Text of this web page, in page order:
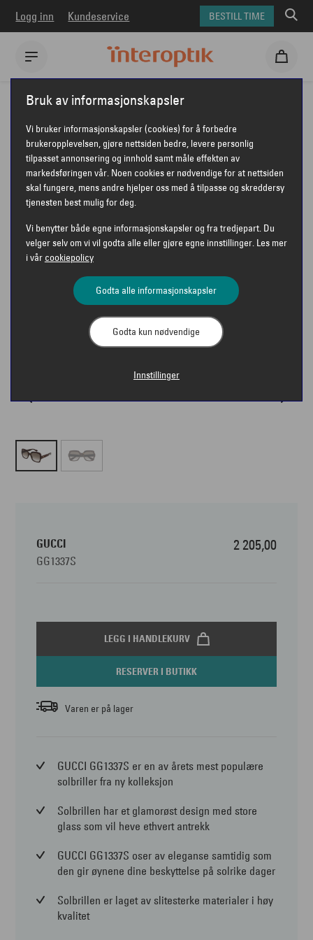
Logg inn Kundeservice BESTILL TIME
Interoptik Solbriller Gucci solbriller
GUCCI GG1337S
GUCCI
GG1337S
2 205,00
LEGG I HANDLEKURV
RESERVER I BUTIKK
Varen er på lager
GUCCI GG1337S er en av årets mest populære
solbriller fra ny kolleksjon
Solbrillen har et glamorøst design med store
glass som vil heve ethvert antrekk
GUCCI GG1337S oser av eleganse samtidig som
den gir øynene dine beskyttelse på solrike dager
Solbrillen er laget av slitesterke materialer i høy
kvalitet
Bruk av informasjonskapsler
Vi bruker informasjonskapsler (cookies) for å forbedre
brukeropplevelsen, gjøre nettsiden bedre, levere personlig
tilpasset annonsering og innhold samt måle effekten av
markedsføringen vår. Noen cookies er nødvendige for at nettsiden
skal fungere, mens andre hjelper oss med å tilpasse og skreddersy
tjenesten best mulig for deg.
Vi benytter både egne informasjonskapsler og fra tredjepart. Du
velger selv om vi vil godta alle eller gjøre egne innstillinger. Les mer
i vår cookiepolicy
Godta alle informasjonskapsler
Godta kun nødvendige
Innstillinger